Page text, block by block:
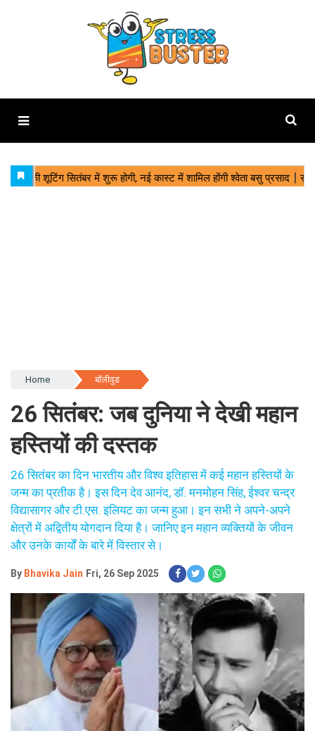
Home बॉलीवुड
26 सितंबर: जब दुनिया ने देखी महान
हस्तियों की दस्तक
26 सितंबर का दिन भारतीय और विश्व इतिहास में कई महान हस्तियों के
जन्म का प्रतीक है। इस दिन देव आनंद, डॉ. मनमोहन सिंह, ईश्वर चन्द्र
विद्यासागर और टी.एस. इलियट का जन्म हुआ। इन सभी ने अपने-अपने
क्षेत्रों में अद्वितीय योगदान दिया है। जानिए इन महान व्यक्तियों के जीवन
और उनके कार्यों के बारे में विस्तार से।
By Bhavika Jain Fri, 26 Sep 2025